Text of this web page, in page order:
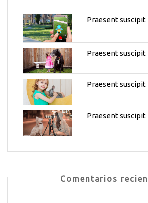
Praesent suscipit
Praesent suscipit
Praesent suscipit
Praesent suscipit
Comentarios